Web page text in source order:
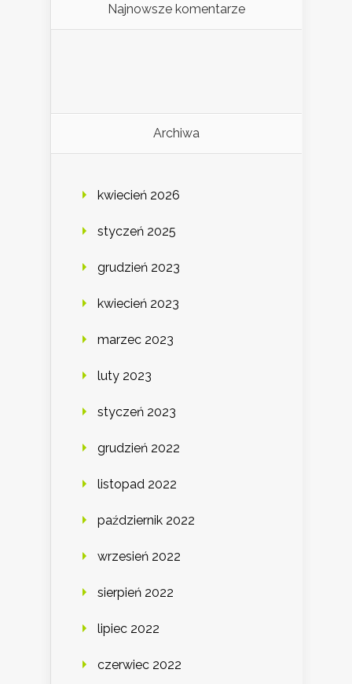
Najnowsze komentarze
Archiwa
kwiecień 2026
styczeń 2025
grudzień 2023
kwiecień 2023
marzec 2023
luty 2023
styczeń 2023
grudzień 2022
listopad 2022
październik 2022
wrzesień 2022
sierpień 2022
lipiec 2022
czerwiec 2022